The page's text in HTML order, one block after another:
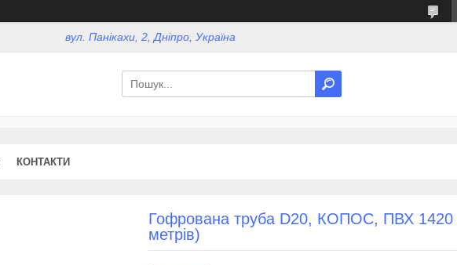
вул. Панікахи, 2, Дніпро, Україна
КОНТАКТИ
Гофрована труба D20, КОПОС, ПВХ 1420
метрів)